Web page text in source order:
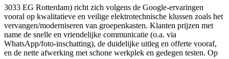
3033 EG Rotterdam) richt zich volgens de Google-ervaringen
vooral op kwalitatieve en veilige elektrotechnische klussen zoals het
vervangen/moderniseren van groepenkasten. Klanten prijzen met
name de snelle en vriendelijke communicatie (o.a. via
WhatsApp/foto-inschatting), de duidelijke uitleg en offerte vooraf,
en de nette afwerking met schone werkplek en gedegen testen. Op